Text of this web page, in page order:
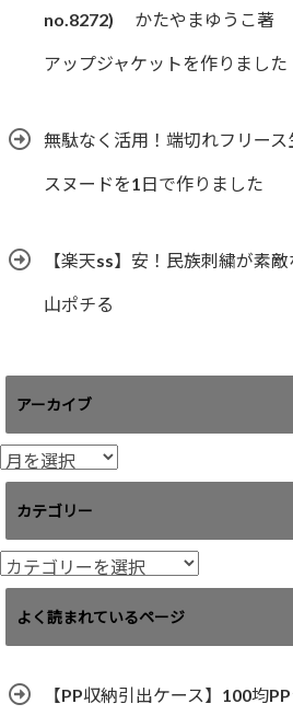
no.8272) かたやまゆうこ著
アップジャケットを作りました
無駄なく活用！端切れフリー
スヌードを1日で作りました
【楽天ss】安！民族刺繍が素
山ポチる
アーカイブ
ア
ー
イ
ブ
カテゴリー
カ
テ
リ
よく読まれているページ
【PP収納引出ケース】100均